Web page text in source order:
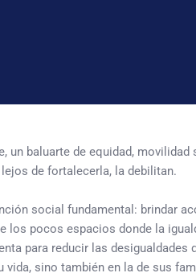
baluarte de equidad,
de fortalecerla, la debilitan.
social fundamental: brindar
pocos espacios donde la
para reducir las
sino también en la de sus